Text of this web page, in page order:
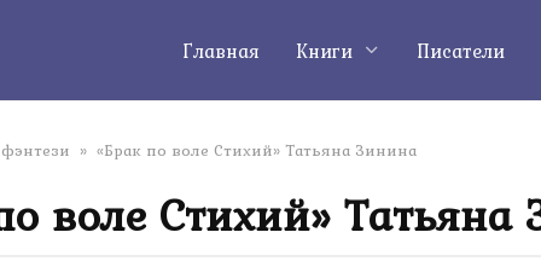
Главная Книги Писатели
» «Брак по воле Стихий» Татьяна Зинина
воле Стихий» Татьяна